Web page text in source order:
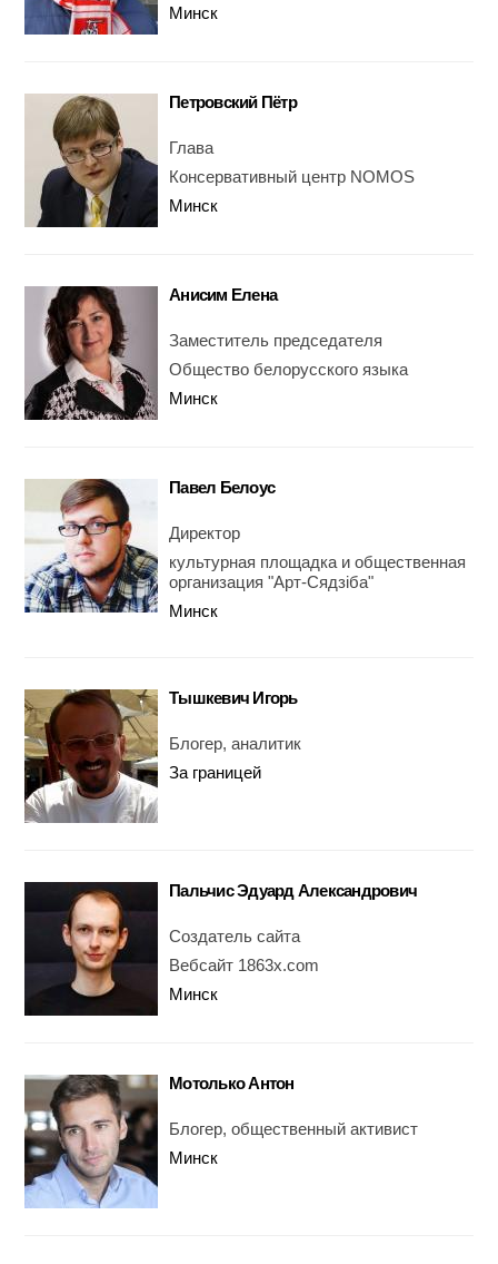
Минск
Петровский Пётр
Глава
Консервативный центр NOMOS
Минск
Анисим Елена
Заместитель председателя
Общество белорусского языка
Минск
Павел Белоус
Директор
культурная площадка и общественная
организация "Арт-Сядзіба"
Минск
Тышкевич Игорь
Блогер, аналитик
За границей
Пальчис Эдуард Александрович
Создатель сайта
Вебсайт 1863х.com
Минск
Мотолько Антон
Блогер, общественный активист
Минск